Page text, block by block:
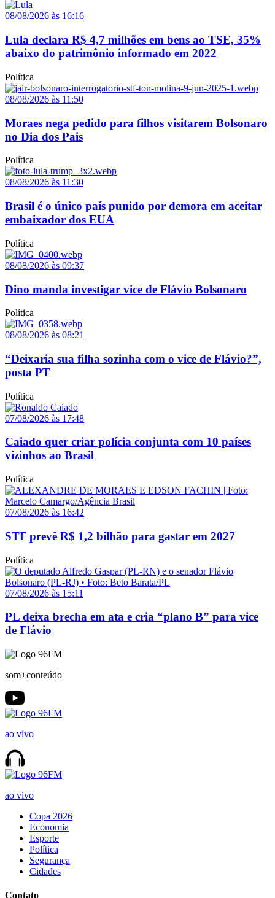
08/08/2026 às 16:16
Lula declara R$ 4,7 milhões em bens ao TSE, 35%
abaixo do patrimônio informado em 2022
Política
08/08/2026 às 11:50
Moraes nega pedido para filhos visitarem Bolsonaro
no Dia dos Pais
Política
08/08/2026 às 11:30
Brasil é o único país punido por demora em aceitar
embaixador dos EUA
Política
08/08/2026 às 09:37
Dino manda investigar vice de Flávio Bolsonaro
Política
08/08/2026 às 08:21
“Deixaria sua filha sozinha com o vice de Flávio?”,
posta PT
Política
07/08/2026 às 17:48
Caiado quer criar polícia conjunta com 10 países
vizinhos ao Brasil
Política
07/08/2026 às 16:42
STF prevê R$ 1,2 bilhão para gastar em 2027
Política
07/08/2026 às 15:11
PL deixa brecha em ata e cria “plano B” para vice
de Flávio
som+conteúdo
ao vivo
ao vivo
Copa 2026
Economia
Esporte
Política
Segurança
Cidades
Contato